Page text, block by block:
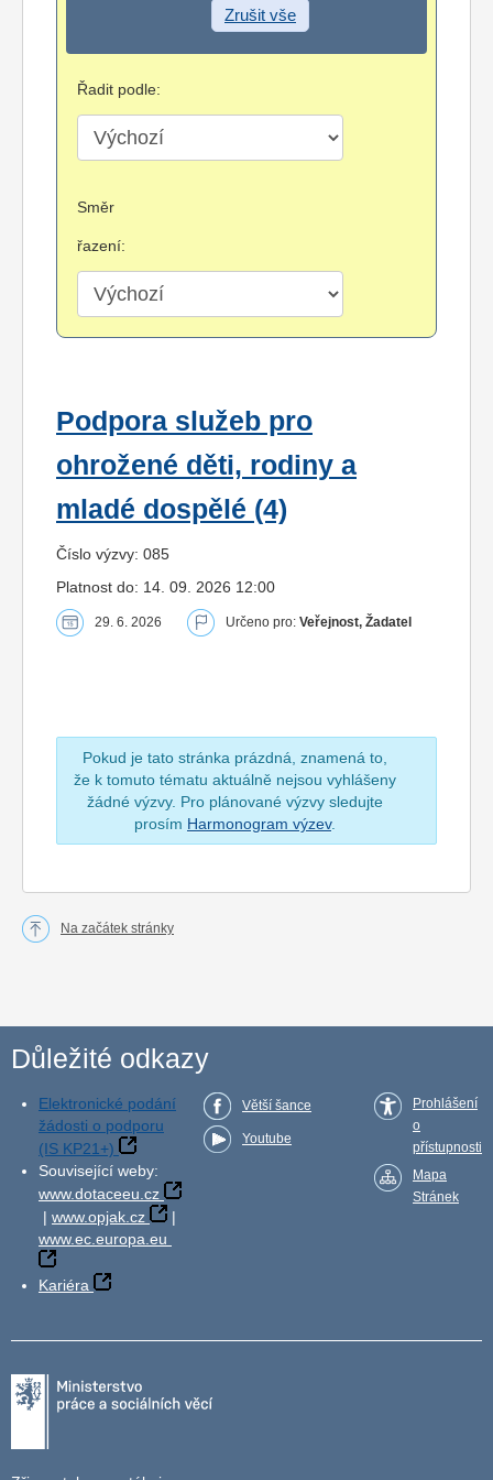
Zrušit vše
Řadit podle:
Směr
řazení:
Podpora služeb pro
ohrožené děti, rodiny a
mladé dospělé (4)
Číslo výzvy: 085
Platnost do: 14. 09. 2026 12:00
29. 6. 2026 Určeno pro: Veřejnost, Žadatel
Pokud je tato stránka prázdná, znamená to,
že k tomuto tématu aktuálně nejsou vyhlášeny
žádné výzvy. Pro plánované výzvy sledujte
prosím Harmonogram výzev.
Na začátek stránky
Důležité odkazy
Elektronické podání
žádosti o podporu
(IS KP21+)
Související weby:
www.dotaceeu.cz
| www.opjak.cz
|
www.ec.europa.eu
Kariéra
Větší šance
Youtube
Prohlášení
o
přístupnosti
Mapa
Stránek